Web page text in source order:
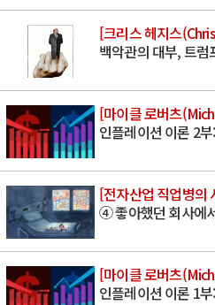
[크리스 헤지스
백악관의 대부, 트럼
[마이클 로버츠
인플레이션 이론 2
[전자산업 직업병의
④ 좋아했던 회사에
[마이클 로버츠
인플레이션 이론 1